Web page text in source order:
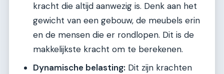
kracht die altijd aanwezig is. Denk aan het
gewicht van een gebouw, de meubels erin
en de mensen die er rondlopen. Dit is de
makkelijkste kracht om te berekenen.
Dynamische belasting: Dit zijn krachten